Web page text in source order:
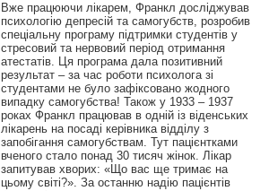
Вже працюючи лікарем, Франкл досліджував
психологію депресій та самогубств, розробив
спеціальну програму підтримки студентів у
стресовий та нервовий період отримання
атестатів. Ця програма дала позитивний
результат – за час роботи психолога зі
студентами не було зафіксовано жодного
випадку самогубства! Також у 1933 – 1937
роках Франкл працював в одній із віденських
лікарень на посаді керівника відділу з
запобігання самогубствам. Тут пацієнтками
вченого стало понад 30 тисяч жінок. Лікар
запитував хворих: «Що вас ще тримає на
цьому світі?». За останню надію пацієнтів